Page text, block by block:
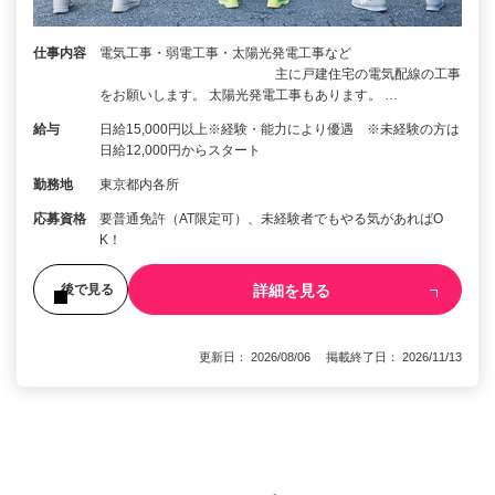
仕事内容
電気工事・弱電工事・太陽光発電工事など
主に戸建住宅の電気配線の工事
をお願いします。 太陽光発電工事もあります。 …
給与
日給15,000円以上※経験・能力により優遇 ※未経験の方は
日給12,000円からスタート
勤務地 東京都内各所
応募資格
要普通免許（AT限定可）、未経験者でもやる気があればO
K！
後で見る 詳細を見る
更新日： 2026/08/06 掲載終了日： 2026/11/13